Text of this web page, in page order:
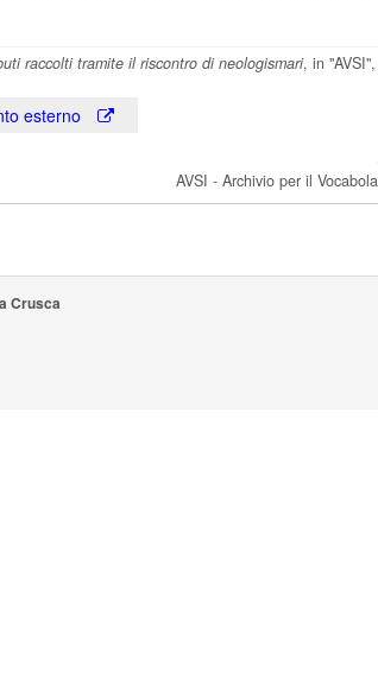
raccolti tramite il riscontro di neologismari, in
esterno
AVSI - Archivio per il
Crusca